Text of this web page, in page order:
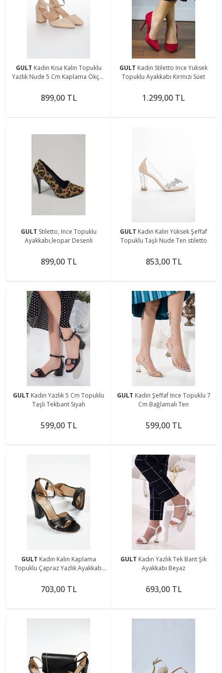
GULT Kadın Kısa Kalın Topuklu
Yazlık Nude 5 Cm Kaplama Ökçeli
899,00 TL
GULT Kadın Stiletto Ince Yüksek
Topuklu Ayakkabı Kırmızı Süet
1.299,00 TL
GULT Stiletto, Ince Topuklu
Ayakkabı,leopar Desenli
899,00 TL
GULT Kadın Kalın Yüksek Şeffaf
Topuklu Taşlı Nude Ten stiletto
853,00 TL
GULT Kadın Yazlık 5 Cm Topuklu
Taşlı Tekbant Siyah
599,00 TL
GULT Kadın Şeffaf Ince Topuklu 7
Cm Bağlamalı Ten
599,00 TL
GULT Kadın Kalın Kaplama
Topuklu Çapraz Yazlık Ayakkabı
703,00 TL
GULT Kadın Yazlık Tek Bant Şık
Ayakkabı Beyaz
693,00 TL